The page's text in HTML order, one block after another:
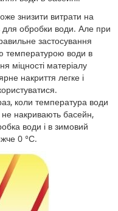
знизити витрати на
для обробки води. Але при
застосування
температурою води в
міцності матеріалу
накриття легке і
коли температура води
накривають басейн,
води і в зимовий
0 °С.